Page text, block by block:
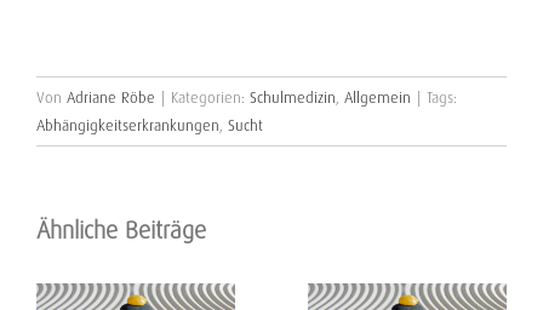
Von Adriane Röbe Kategorien: Schulmedizin Allgemein
Tags:
Abhängigkeitserkrankungen Sucht
Ähnliche Beiträge